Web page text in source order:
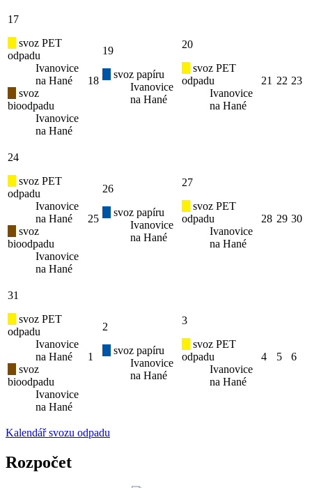
17
svoz PET
odpadu
Ivanovice
na Hané
svoz
bioodpadu
Ivanovice
na Hané
18
19
svoz papíru
Ivanovice
na Hané
20
svoz PET
odpadu
Ivanovice
na Hané
21 22 23
24
svoz PET
odpadu
Ivanovice
na Hané
svoz
bioodpadu
Ivanovice
na Hané
25
26
svoz papíru
Ivanovice
na Hané
27
svoz PET
odpadu
Ivanovice
na Hané
28 29 30
31
svoz PET
odpadu
Ivanovice
na Hané
svoz
bioodpadu
Ivanovice
na Hané
1
2
svoz papíru
Ivanovice
na Hané
3
svoz PET
odpadu
Ivanovice
na Hané
4 5 6
Kalendář svozu odpadu
Rozpočet